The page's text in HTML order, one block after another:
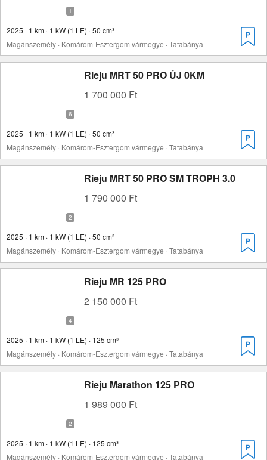
2025 · 1 km · 1 kW (1 LE) · 50 cm³
Magánszemély · Komárom-Esztergom vármegye · Tatabánya
Rieju MRT 50 PRO ÚJ 0KM
1 700 000 Ft
2025 · 1 km · 1 kW (1 LE) · 50 cm³
Magánszemély · Komárom-Esztergom vármegye · Tatabánya
Rieju MRT 50 PRO SM TROPH 3.0
1 790 000 Ft
2025 · 1 km · 1 kW (1 LE) · 50 cm³
Magánszemély · Komárom-Esztergom vármegye · Tatabánya
Rieju MR 125 PRO
2 150 000 Ft
2025 · 1 km · 1 kW (1 LE) · 125 cm³
Magánszemély · Komárom-Esztergom vármegye · Tatabánya
Rieju Marathon 125 PRO
1 989 000 Ft
2025 · 1 km · 1 kW (1 LE) · 125 cm³
Magánszemély · Komárom-Esztergom vármegye · Tatabánya